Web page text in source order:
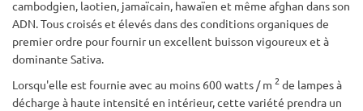
cambodgien, laotien, jamaïcain, hawaïen et même afghan dans son
ADN. Tous croisés et élevés dans des conditions organiques de
premier ordre pour fournir un excellent buisson vigoureux et à
dominante Sativa.
Lorsqu'elle est fournie avec au moins 600 watts / m 2de lampes à
décharge à haute intensité en intérieur, cette variété prendra un